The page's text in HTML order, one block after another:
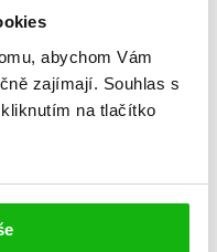
abychom Vám
zajímají. Souhlas s
na tlačítko
adult